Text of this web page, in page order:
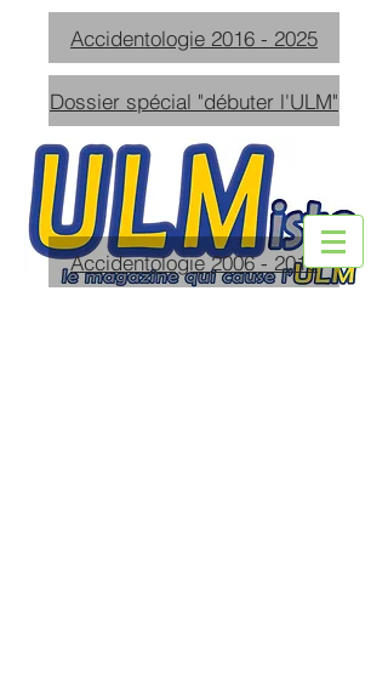
Accidentologie 2016 - 2025
Dossier spécial "débuter l'ULM"
Accidentologie 2006 - 2015